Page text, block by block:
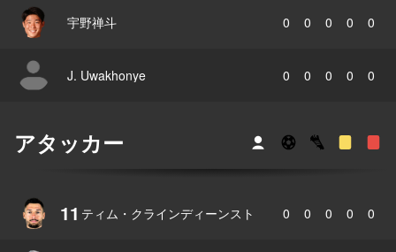
宇野禅斗 0 0 0 0 0
J. Uwakhonye 0 0 0 0 0
アタッカー
11 ティム・クラインディーンスト 0 0 0 0 0